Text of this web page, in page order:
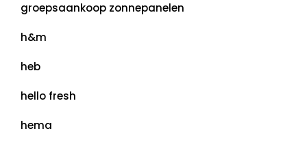
groepsaankoop zonnepanelen
h&m
heb
hello fresh
hema